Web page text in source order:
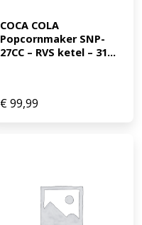
COCA COLA
Popcornmaker SNP-
27CC – RVS ketel – 31...
€99,99